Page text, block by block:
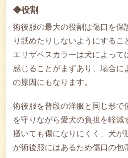
◆役割
術後服の最大の役割は傷口を保
り舐めたりしないようにするこ
エリザベスカラーは犬によって
感じることがまずあり、場合に
の原因にもなります。
術後服を普段の洋服と同じ形で
を守りながら愛犬の負担を軽減
掻いても傷になりにくく、犬が
が術後服にはあるため傷口の包